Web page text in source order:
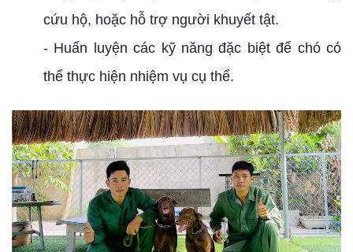
cứu hộ, hoặc hỗ trợ người khuyết tật.
- Huấn luyện các kỹ năng đặc biệt để chó có
thể thực hiện nhiệm vụ cụ thể.